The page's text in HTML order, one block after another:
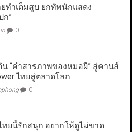
ทำเต็มสูบ ยกทัพนักแสดง
ก”
0
น “คำสารภาพของหมอผี” สู่คานส์
ไทยสู่ตลาดโลก
0
ทยนี้รักสนุก อยากให้ดูไม่ขาด